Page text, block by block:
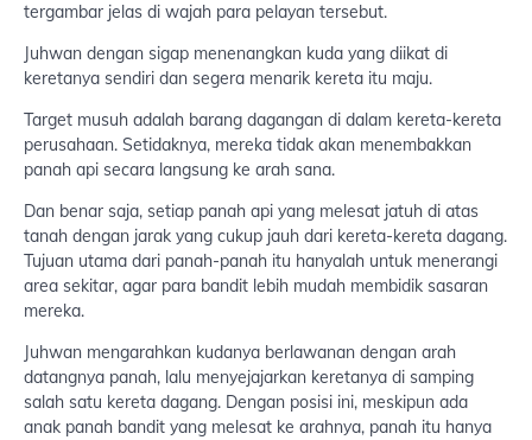
tergambar jelas di wajah para pelayan tersebut.
Juhwan dengan sigap menenangkan kuda yang diikat di
keretanya sendiri dan segera menarik kereta itu maju.
Target musuh adalah barang dagangan di dalam kereta-kereta
perusahaan. Setidaknya, mereka tidak akan menembakkan
panah api secara langsung ke arah sana.
Dan benar saja, setiap panah api yang melesat jatuh di atas
tanah dengan jarak yang cukup jauh dari kereta-kereta dagang.
Tujuan utama dari panah-panah itu hanyalah untuk menerangi
area sekitar, agar para bandit lebih mudah membidik sasaran
mereka.
Juhwan mengarahkan kudanya berlawanan dengan arah
datangnya panah, lalu menyejajarkan keretanya di samping
salah satu kereta dagang. Dengan posisi ini, meskipun ada
anak panah bandit yang melesat ke arahnya, panah itu hanya